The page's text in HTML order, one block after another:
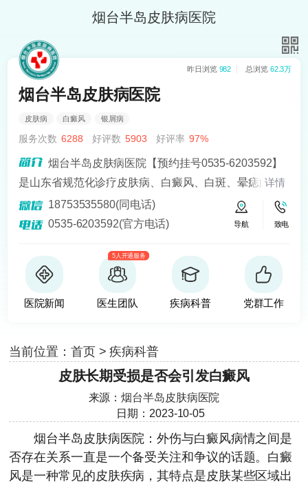
烟台半岛皮肤病医院
昨日浏览 982 总浏览 62.3万
烟台半岛皮肤病医院
皮肤病 白癜风 银屑病
服务次数 6288 好评数 5903 好评率 97%
烟台半岛皮肤病医院【预约挂号0535-6203592】
是山东省规范化诊疗皮肤病、白癜风、白斑、晕痣的医
院。熟悉皮肤病科常见病、多发病、疑难病的诊治，尤
其擅长光化学疗法、窄波紫外线、308准分子激光以及外
移植治疗白癜风，包括自体表皮移植、微小皮片移植、
自体培养黑素细胞移植等。
详情
18753535580(同电话)
0535-6203592(官方电话)
导航 致电
医院新闻
5人开通服务
医生团队 疾病科普 党群工作
当前位置： 首页>疾病科普
皮肤长期受损是否会引发白癜风
来源：烟台半岛皮肤病医院
日期：2023-10-05
烟台半岛皮肤病医院 ：外伤与白癜风病情之间是
否存在关系一直是一个备受关注和争议的话题。白癜
风是一种常见的皮肤疾病，其特点是皮肤某些区域出